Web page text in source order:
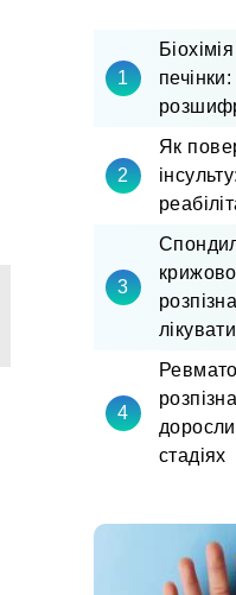
Як
лікувати
стадіях